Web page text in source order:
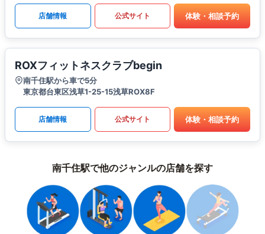
店舗情報 公式サイト 体験・相談予約
ROXフィットネスクラブbegin
南千住駅から車で5分
東京都台東区浅草1-25-15浅草ROX8F
店舗情報 公式サイト 体験・相談予約
南千住駅で他のジャンルの店舗を探す